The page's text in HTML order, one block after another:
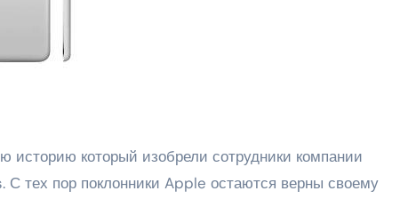
тех пор поклонники Apple остаются верны своему